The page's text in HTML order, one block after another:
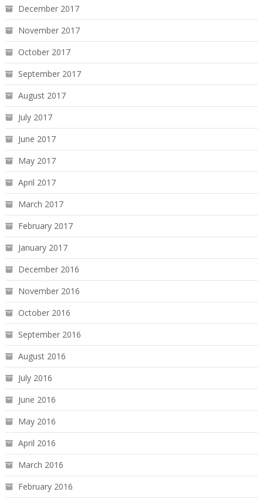
December 2017
November 2017
October 2017
September 2017
August 2017
July 2017
June 2017
May 2017
April 2017
March 2017
February 2017
January 2017
December 2016
November 2016
October 2016
September 2016
August 2016
July 2016
June 2016
May 2016
April 2016
March 2016
February 2016